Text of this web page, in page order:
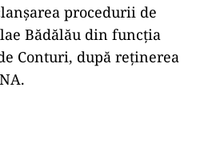
procedurii de
Bădălău din funcţia
Conturi, după reţinerea